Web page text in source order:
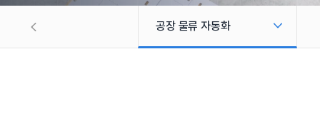
공장 물류 자동화